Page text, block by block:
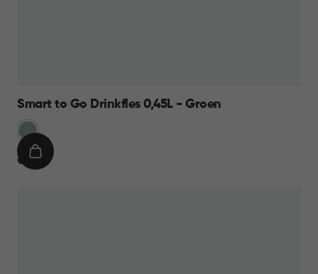
Smart to Go Drinkfles 0,45L - Groen
Groen
€
€ 8,95
IN